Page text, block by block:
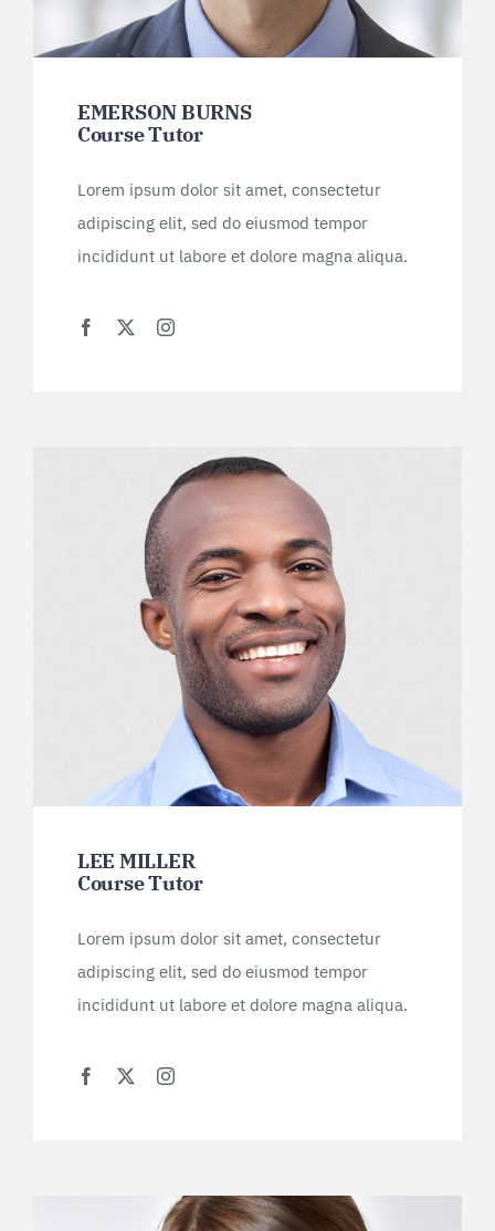
EMERSON BURNS
Course Tutor
Lorem ipsum dolor sit amet, consectetur
adipiscing elit, sed do eiusmod tempor
incididunt ut labore et dolore magna aliqua.
LEE MILLER
Course Tutor
Lorem ipsum dolor sit amet, consectetur
adipiscing elit, sed do eiusmod tempor
incididunt ut labore et dolore magna aliqua.